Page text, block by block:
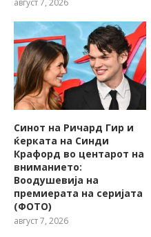
август 7, 2026
Синот на Ричард Гир и
ќерката на Синди
Крафорд во центарот на
вниманието:
Воодушевија на
премиерата на серијата
(ФОТО)
август 7, 2026